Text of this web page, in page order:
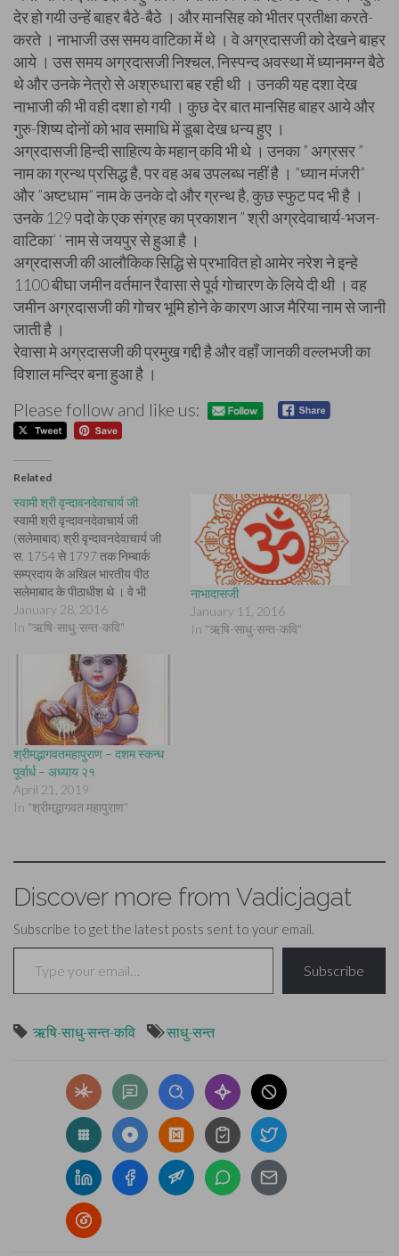
देर हो गयी उन्हें बाहर बैठे-बैठे । और मानसिह को भीतर प्रतीक्षा करते-
करते । नाभाजी उस समय वाटिका में थे । वे अग्रदासजी को देखने बाहर
आये । उस समय अग्रदासजी निश्चल, निस्पन्द अवस्था में ध्यानमग्न बैठे
थे और उनके नेत्रो से अश्रुधारा बह रही थी । उनकी यह दशा देख
नाभाजी की भी वही दशा हो गयी । कुछ देर बात मानसिह बाहर आये और
गुरु-शिष्य दोनों को भाव समाधि में डूबा देख धन्य हुए ।
अग्रदासजी हिन्दी साहित्य के महान् कवि भी थे । उनका ” अग्रसर ”
नाम का ग्रन्थ प्रसिद्ध है, पर वह अब उपलब्ध नहीं है । ”ध्यान मंजरी”
और ”अष्टधाम” नाम के उनके दो और ग्रन्थ है, कुछ स्फुट पद भी है ।
उनके 129 पदो के एक संग्रह का प्रकाशन ” श्री अग्रदेवाचार्य-भजन-
वाटिका’ ‘ नाम से जयपुर से हुआ है ।
अग्रदासजी की आलौकिक सिद्धि से प्रभावित हो आमेर नरेश ने इन्हे
1100 बीघा जमीन वर्तमान रैवासा से पूर्व गोचारण के लिये दी थी । वह
जमीन अग्रदासजी की गोचर भूमि होने के कारण आज मैरिया नाम से जानी
जाती है ।
रेवासा मे अग्रदासजी की प्रमुख गद्दी है और वहाँ जानकी वल्लभजी का
विशाल मन्दिर बना हुआ है ।
Please follow and like us:
Related
स्वामी श्री वृन्दावनदेवाचार्य जी
स्वामी श्री वृन्दावनदेवाचार्य जी
(सलेमाबाद) श्री वृन्दावनदेवाचार्य जी
स. 1754 से 1797 तक निम्बार्क
सम्प्रदाय के अखिल भारतीय पीठ
सलेमाबाद के पीठाधीश थे । वे भी
सलेमाबाद के पूर्व पीठाधीशों के समान
बड़े प्रतापी थे । परम रसिक तो वे थे
January 28, 2016
In "ऋषि-साधु-सन्त-कवि"
नाभादासजी
January 11, 2016
In "ऋषि-साधु-सन्त-कवि"
श्रीमद्भागवतमहापुराण – दशम स्कन्ध
पूर्वार्ध – अध्याय २१
April 21, 2019
In "श्रीमद्भागवत महापुराण"
Discover more from Vadicjagat
Subscribe to get the latest posts sent to your email.
Type your email…
Subscribe
ऋषि-साधु-सन्त-कवि साधु-सन्त